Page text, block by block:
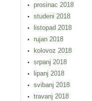
prosinac 2018
studeni 2018
listopad 2018
rujan 2018
kolovoz 2018
srpanj 2018
lipanj 2018
svibanj 2018
travanj 2018